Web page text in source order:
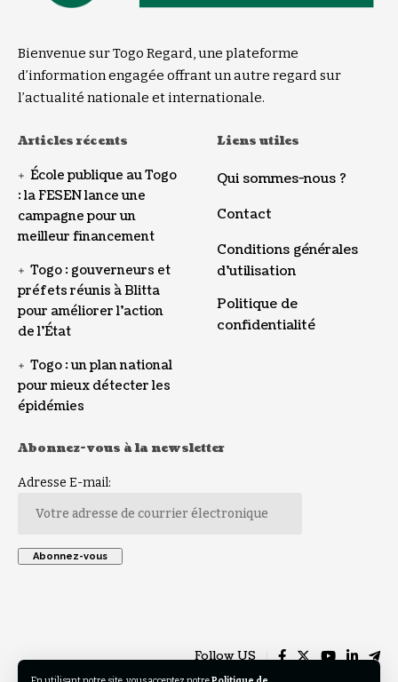
Bienvenue sur Togo Regard, une plateforme
d’information engagée offrant un autre regard sur
l’actualité nationale et internationale.
Articles récents
École publique au Togo
: la FESEN lance une
campagne pour un
meilleur financement
Togo : gouverneurs et
préfets réunis à Blitta
pour améliorer l’action
de l’État
Togo : un plan national
pour mieux détecter les
épidémies
Liens utiles
Qui sommes-nous ?
Contact
Conditions générales
d’utilisation
Politique de
confidentialité
Abonnez-vous à la newsletter
Adresse E-mail:
Follow US